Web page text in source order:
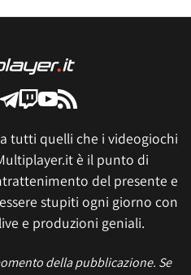
tutti quelli che i videogiochi
è il punto di
del presente e
stupiti ogni giorno con
e produzioni geniali.
della pubblicazione. Se